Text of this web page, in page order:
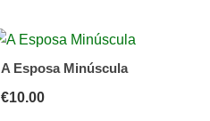
A Esposa Minúscula
€10.00